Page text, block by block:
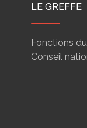
LE GREFFE
Fonctions
Conseil